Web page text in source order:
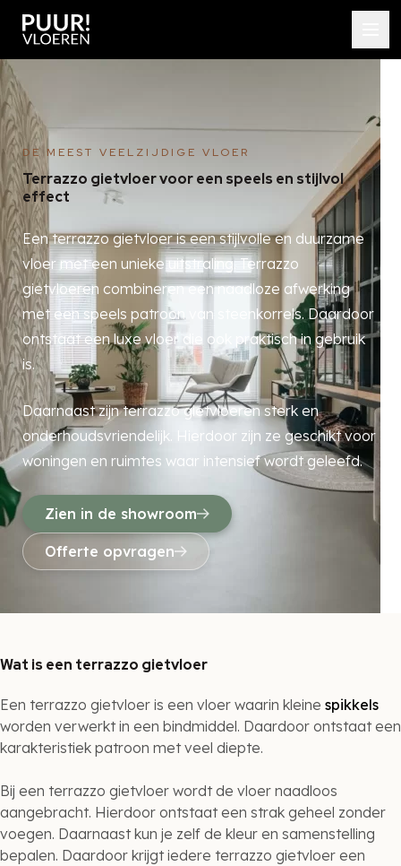
DE MEEST VEELZIJDIGE VLOER
Terrazzo gietvloer voor een speels en stijlvol
effect
Een terrazzo gietvloer is een stijlvolle en duurzame
vloer met een unieke uitstraling. Terrazzo
gietvloeren combineren een naadloze afwerking
met een speels patroon van steenkorrels. Daardoor
ontstaat een luxe vloer die ook praktisch in gebruik
is.
Daarnaast zijn terrazzo gietvloeren sterk en
onderhoudsvriendelijk. Hierdoor zijn ze geschikt voor
woningen en ruimtes waar intensief wordt geleefd.
Zien in de showroom
Offerte opvragen
Wat is een terrazzo gietvloer
Een terrazzo gietvloer is een vloer waarin kleine spikkels
worden verwerkt in een bindmiddel. Daardoor ontstaat een
karakteristiek patroon met veel diepte.
Bij een terrazzo gietvloer wordt de vloer naadloos
aangebracht. Hierdoor ontstaat een strak geheel zonder
voegen. Daarnaast kun je zelf de kleur en samenstelling
bepalen. Daardoor krijgt iedere terrazzo gietvloer een